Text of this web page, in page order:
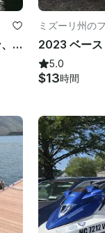
パワフルでラグジュアリなトリトゥーン、150馬力と、美しいガストン湖のおもちゃが勢ぞろい！
ミズーリ州の
2023 ベース
5.0
$13時間